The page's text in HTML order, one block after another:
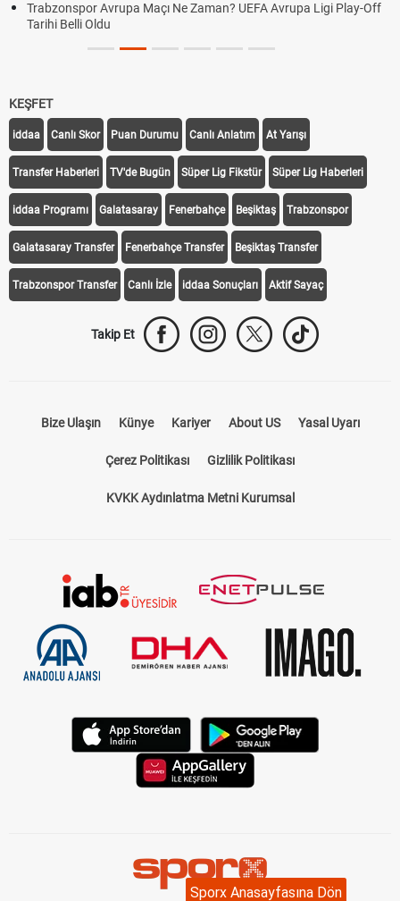
Sporx Anasayfasına Dön
Trabzonspor Avrupa Maçı Ne Zaman? UEFA Avrupa Ligi Play-Off
Tarihi Belli Oldu
KEŞFET
iddaa Canlı Skor Puan Durumu Canlı Anlatım At Yarışı
Transfer Haberleri TV'de Bugün Süper Lig Fikstür Süper Lig Haberleri
iddaa Programı Galatasaray Fenerbahçe Beşiktaş Trabzonspor
Galatasaray Transfer Fenerbahçe Transfer Beşiktaş Transfer
Trabzonspor Transfer Canlı İzle iddaa Sonuçları Aktif Sayaç
Takip Et
Bize Ulaşın Künye Kariyer About US Yasal Uyarı
Çerez Politikası Gizlilik Politikası
KVKK Aydınlatma Metni Kurumsal